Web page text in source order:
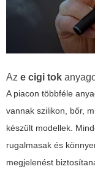
Az e cigi tok
A piacon többféle
vannak szilikon, bőr,
készült modellek.
rugalmasak és
megjelenést